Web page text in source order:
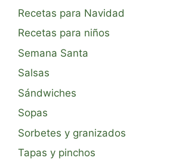
Recetas para Navidad
Recetas para niños
Semana Santa
Salsas
Sándwiches
Sopas
Sorbetes y granizados
Tapas y pinchos